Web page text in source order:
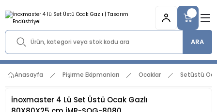
ARA
Anasayfa Pişirme Ekipmanları Ocaklar Setüstü
İnoxmaster 4 Lü Set Üstü Ocak Gazlı